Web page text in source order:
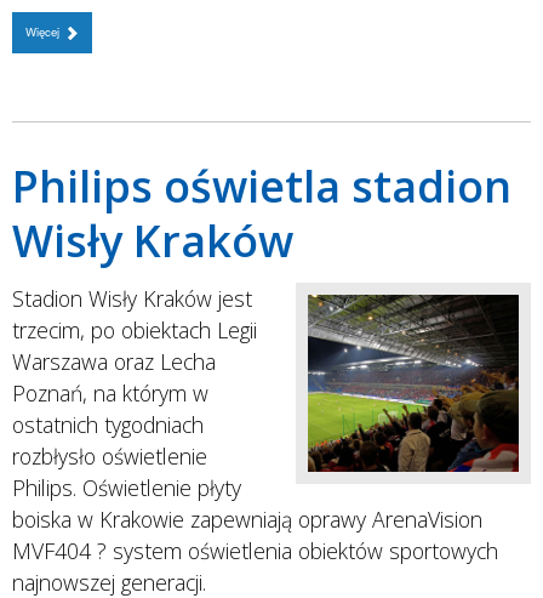
Więcej
Philips oświetla stadion
Wisły Kraków
Stadion Wisły Kraków jest
trzecim, po obiektach Legii
Warszawa oraz Lecha
Poznań, na którym w
ostatnich tygodniach
rozbłysło oświetlenie
Philips. Oświetlenie płyty
boiska w Krakowie zapewniają oprawy ArenaVision
MVF404 ? system oświetlenia obiektów sportowych
najnowszej generacji.